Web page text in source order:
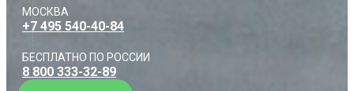
МОСКВА
+7 495 540-40-84
БЕСПЛАТНО ПО РОССИИ
8 800 333-32-89